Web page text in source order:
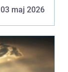
03 maj 2026